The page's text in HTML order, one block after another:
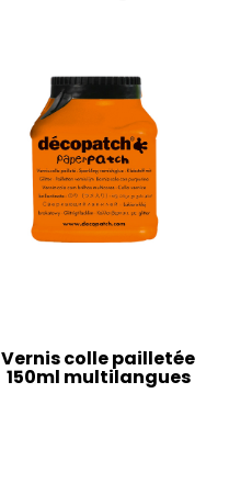
Vernis colle pailletée
150ml multilangues